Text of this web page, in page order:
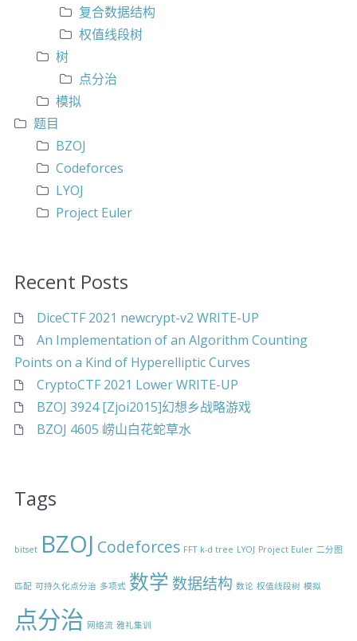
复合数据结构
权值线段树
树
点分治
模拟
题目
BZOJ
Codeforces
LYOJ
Project Euler
Recent Posts
DiceCTF 2021 newcrypt-v2 WRITE-UP
An Implementation of an Algorithm Counting
Points on a Kind of Hyperelliptic Curves
CryptoCTF 2021 Lower WRITE-UP
BZOJ 3924 [Zjoi2015]幻想乡战略游戏
BZOJ 4605 崂山白花蛇草水
Tags
bitset BZOJ Codeforces FFT k-d tree LYOJ Project Euler 二分图
匹配 可持久化点分治 多项式 数学 数据结构 数论 权值线段树 模拟
点分治 网络流 雅礼集训